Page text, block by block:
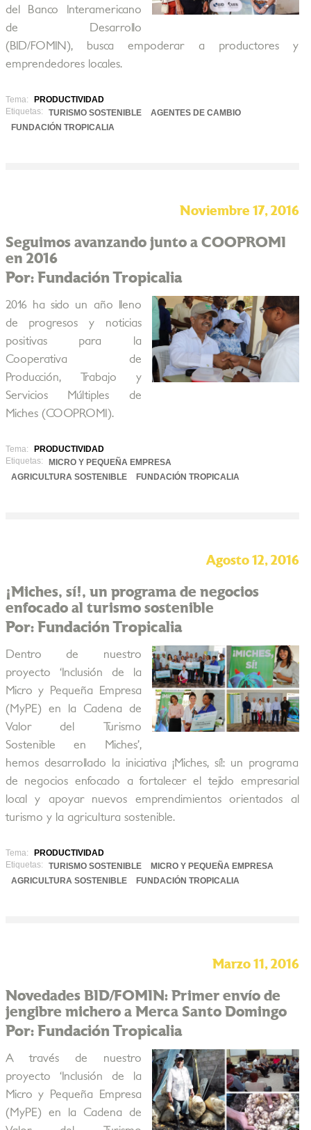
del Banco Interamericano
de Desarrollo
(BID/FOMIN), busca empoderar a productores y
emprendedores locales.
Tema:
PRODUCTIVIDAD
Etiquetas:
TURISMO SOSTENIBLE
AGENTES DE CAMBIO
FUNDACIÓN TROPICALIA
Noviembre 17, 2016
Seguimos avanzando junto a COOPROMI
en 2016
Por: Fundación Tropicalia
2016 ha sido un año lleno
de progresos y noticias
positivas para la
Cooperativa de
Producción, Trabajo y
Servicios Múltiples de
Miches (COOPROMI).
Tema:
PRODUCTIVIDAD
Etiquetas:
MICRO Y PEQUEÑA EMPRESA
AGRICULTURA SOSTENIBLE
FUNDACIÓN TROPICALIA
Agosto 12, 2016
¡Miches, sí!, un programa de negocios
enfocado al turismo sostenible
Por: Fundación Tropicalia
Dentro de nuestro
proyecto ‘Inclusión de la
Micro y Pequeña Empresa
(MyPE) en la Cadena de
Valor del Turismo
Sostenible en Miches’,
hemos desarrollado la iniciativa ¡Miches, sí!: un programa
de negocios enfocado a fortalecer el tejido empresarial
local y apoyar nuevos emprendimientos orientados al
turismo y la agricultura sostenible.
Tema:
PRODUCTIVIDAD
Etiquetas:
TURISMO SOSTENIBLE
MICRO Y PEQUEÑA EMPRESA
AGRICULTURA SOSTENIBLE
FUNDACIÓN TROPICALIA
Marzo 11, 2016
Novedades BID/FOMIN: Primer envío de
jengibre michero a Merca Santo Domingo
Por: Fundación Tropicalia
A través de nuestro
proyecto ‘Inclusión de la
Micro y Pequeña Empresa
(MyPE) en la Cadena de